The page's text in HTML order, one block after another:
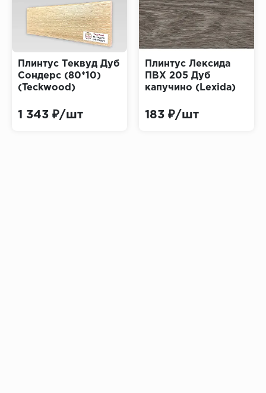
Плинтус Теквуд Дуб
Сондерс (80*10)
(Teckwood)
1 343 ₽/шт
Плинтус Лексида
ПВХ 205 Дуб
капучино (Lexida)
183 ₽/шт